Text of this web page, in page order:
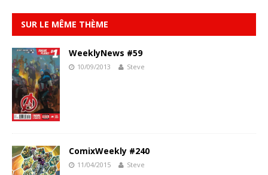
SUR LE MÊME THÈME
WeeklyNews #59
10/09/2013 Steve
ComixWeekly #240
11/04/2015 Steve